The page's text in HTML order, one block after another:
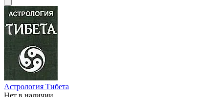
Астрология Тибета
Нет в наличии